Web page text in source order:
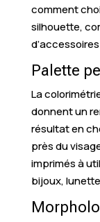
comment
silhouette,
Palette
La
donnent un
résultat en
près du
imprimés à
bijoux,